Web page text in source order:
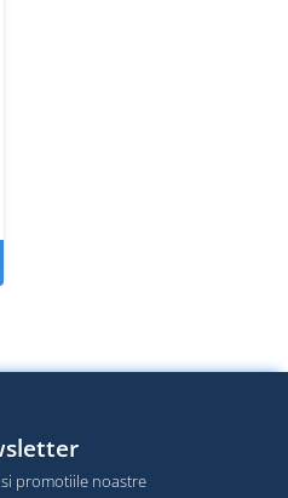
promotiile noastre